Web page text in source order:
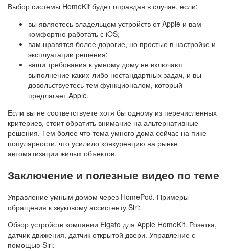
Выбор системы HomeKit будет оправдан в случае, если:
вы являетесь владельцем устройств от Apple и вам
комфортно работать с iOS;
вам нравятся более дорогие, но простые в настройке и
эксплуатации решения;
ваши требования к умному дому не включают
выполнение каких-либо нестандартных задач, и вы
довольствуетесь тем функционалом, который
предлагает Apple.
Если вы не соответствуете хотя бы одному из перечисленных
критериев, стоит обратить внимание на альтернативные
решения. Тем более что тема умного дома сейчас на пике
популярности, что усилило конкуренцию на рынке
автоматизации жилых объектов.
Заключение и полезные видео по теме
Управление умным домом через HomePod. Примеры
обращения к звуковому ассистенту Siri:
Обзор устройств компании Elgato для Apple HomeKit. Розетка,
датчик движения, датчик открытой двери. Управление с
помощью Siri: